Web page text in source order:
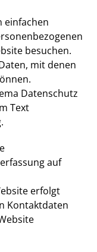
einfachen
besuchen.
mit denen
Datenschutz
Text
auf
erfolgt
Kontaktdaten